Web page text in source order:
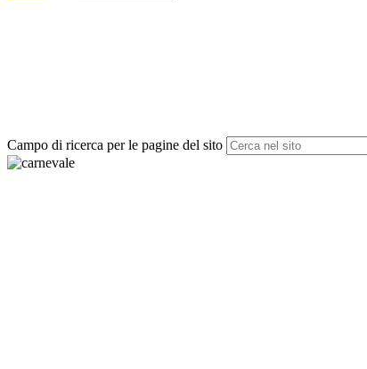
Campo di ricerca per le pagine del sito